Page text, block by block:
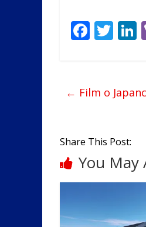
F
ac
b
o
k
T
w
er e
← Film o
Share This Post:
You May